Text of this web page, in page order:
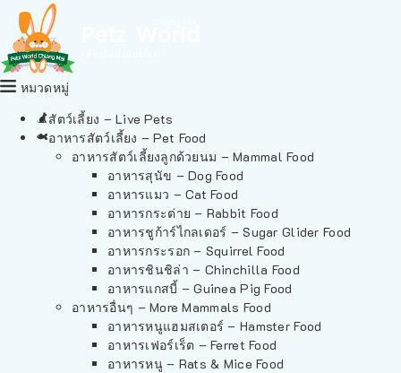
หมวดหมู่
สัตว์เลี้ยง – Live Pets
อาหารสัตว์เลี้ยง – Pet Food
อาหารสัตว์เลี้ยงลูกด้วยนม – Mammal Food
อาหารสุนัข – Dog Food
อาหารแมว – Cat Food
อาหารกระต่าย – Rabbit Food
อาหารชูก้าร์ไกลเดอร์ – Sugar Glider Food
อาหารกระรอก – Squirrel Food
อาหารชินชิล่า – Chinchilla Food
อาหารแกสบี้ – Guinea Pig Food
อาหารอื่นๆ – More Mammals Food
อาหารหนูแฮมสเตอร์ – Hamster Food
อาหารเฟอร์เร็ต – Ferret Food
อาหารหนู – Rats & Mice Food